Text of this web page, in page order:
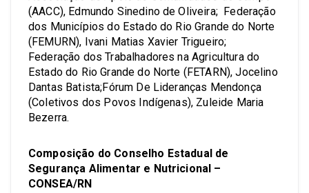
(AACC), Edmundo Sinedino de Oliveira; Federação
dos Municípios do Estado do Rio Grande do Norte
(FEMURN), Ivani Matias Xavier Trigueiro;
Federação dos Trabalhadores na Agricultura do
Estado do Rio Grande do Norte (FETARN), Jocelino
Dantas Batista;Fórum De Lideranças Mendonça
(Coletivos dos Povos Indígenas), Zuleide Maria
Bezerra.
Composição do Conselho Estadual de
Segurança Alimentar e Nutricional –
CONSEA/RN